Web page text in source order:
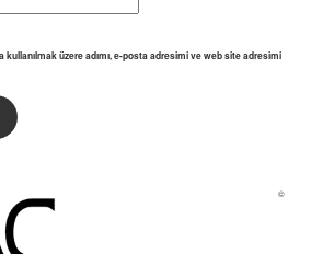
kullanılmak üzere adımı, e-posta adresimi ve web site adresimi
©